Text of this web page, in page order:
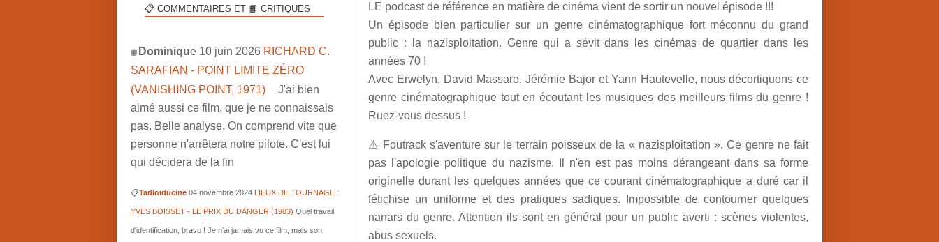
LE podcast de référence en matière de cinéma vient de sortir un nouvel épisode !!!
Un épisode bien particulier sur un genre cinématographique fort méconnu du grand
public : la nazisploitation. Genre qui a sévit dans les cinémas de quartier dans les
années 70 !
Avec Erwelyn, David Massaro, Jérémie Bajor et Yann Hautevelle, nous décortiquons ce
genre cinématographique tout en écoutant les musiques des meilleurs films du genre !
Ruez-vous dessus !
⚠ Foutrack s'aventure sur le terrain poisseux de la « nazisploitation ». Ce genre ne fait
pas l'apologie politique du nazisme. Il n'en est pas moins dérangeant dans sa forme
originelle durant les quelques années que ce courant cinématographique a duré car il
fétichise un uniforme et des pratiques sadiques. Impossible de contourner quelques
nanars du genre. Attention ils sont en général pour un public averti : scènes violentes,
abus sexuels.
📋 COMMENTAIRES ET 📙 CRITIQUES
📙 Dominique 10 juin 2026 RICHARD C.
SARAFIAN - POINT LIMITE ZÉRO
(VANISHING POINT, 1971)
J'ai bien
aimé aussi ce film, que je ne connaissais
pas. Belle analyse. On comprend vite que
personne n'arrêtera notre pilote. C'est lui
qui décidera de la fin
📋Tadloiducine 04 novembre 2024 LIEUX DE TOURNAGE :
YVES BOISSET - LE PRIX DU DANGER (1983) Quel travail
d'identification, bravo ! Je n'ai jamais vu ce film, mais son